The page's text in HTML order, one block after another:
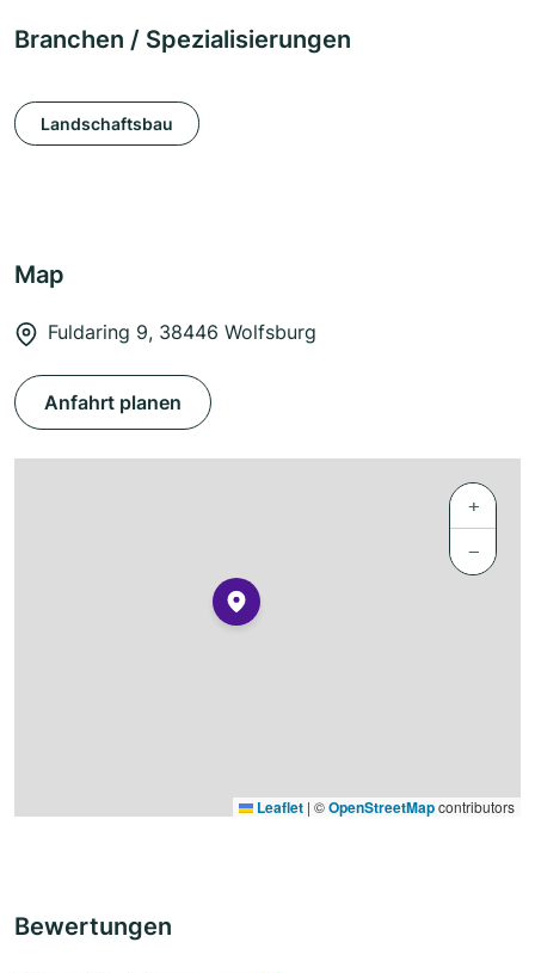
Branchen / Spezialisierungen
Landschaftsbau
Map
Fuldaring 9, 38446 Wolfsburg
Anfahrt planen
+
−
Leaflet | ©OpenStreetMapcontributors
Bewertungen